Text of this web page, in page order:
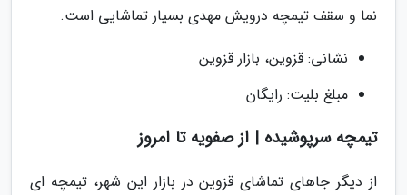
نما و سقف تیمچه درویش مهدی بسیار تماشایی است.
نشانی: قزوین، بازار قزوین
مبلغ بلیت: رایگان
تیمچه سرپوشیده | از صفویه تا امروز
از دیگر جاهای تماشای قزوین در بازار این شهر، تیمچه ای